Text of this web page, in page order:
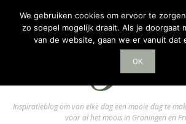
Inspiratieblog om van elke dag een mooie dag te
voor al het moois in Groningen en
We gebruiken cookies om ervoor te
zo soepel mogelijk draait. Als je doorgaat
van de website, gaan we er vanuit dat
OK